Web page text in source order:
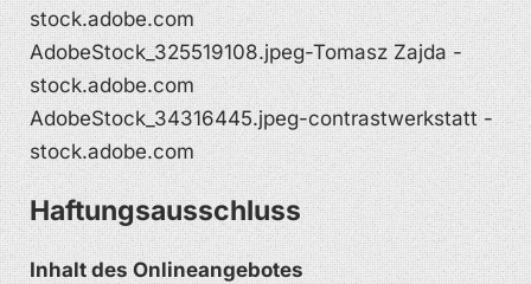
stock.adobe.com
AdobeStock_325519108.jpeg-Tomasz Zajda -
stock.adobe.com
AdobeStock_34316445.jpeg-contrastwerkstatt -
stock.adobe.com
Haftungsausschluss
Inhalt des Onlineangebotes